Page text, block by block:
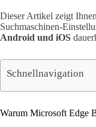
Dieser Artikel zeigt
Suchmaschinen-
Android und iOS
Schnellnavigation
Warum Microsoft Edge